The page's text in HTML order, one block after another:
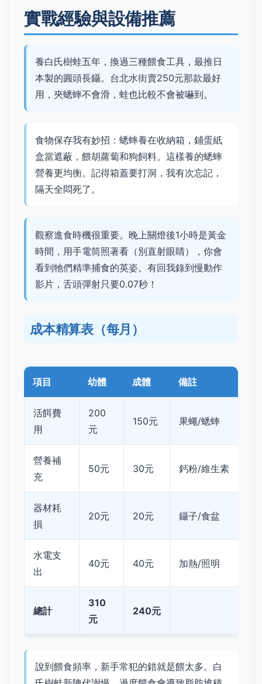
實戰經驗與設備推薦
養白氏樹蛙五年，換過三種餵食工具，最推日
本製的圓頭長鑷。台北水街賣250元那款最好
用，夾蟋蟀不會滑，蛙也比較不會被嚇到。
食物保存我有妙招：蟋蟀養在收納箱，鋪蛋紙
盒當遮蔽，餵胡蘿蔔和狗飼料。這樣養的蟋蟀
營養更均衡。記得箱蓋要打洞，我有次忘記，
隔天全悶死了。
觀察進食時機很重要。晚上關燈後1小時是黃金
時間，用手電筒照著看（別直射眼睛），你會
看到牠們精準捕食的英姿。有回我錄到慢動作
影片，舌頭彈射只要0.07秒！
成本精算表（每月）
項目 幼體 成體 備註
活餌費
用
200
元
150元 果蠅/蟋蟀
營養補
充
50元 30元 鈣粉/維生素
器材耗
損
20元 20元 鑷子/食盆
水電支
出
40元 40元 加熱/照明
總計
310
元
240元
說到餵食頻率，新手常犯的錯就是餵太多。白